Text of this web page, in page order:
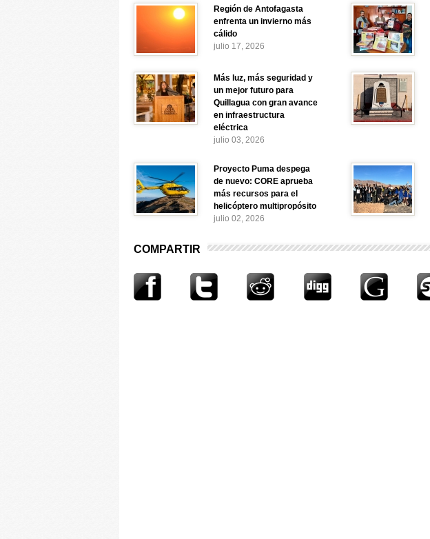
Región de Antofagasta
enfrenta un invierno más
cálido
julio 17, 2026
Más luz, más seguridad y
un mejor futuro para
Quillagua con gran avance
en infraestructura
eléctrica
julio 03, 2026
Proyecto Puma despega
de nuevo: CORE aprueba
más recursos para el
helicóptero multipropósito
julio 02, 2026
COMPARTIR